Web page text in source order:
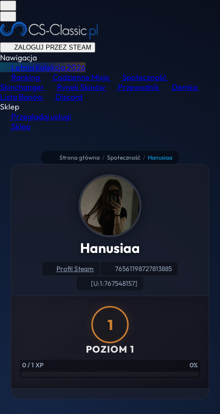
ZALOGUJ PRZEZ STEAM
Nawigacja
Letnia Kolekcja2026
Ranking
Codzienne Misje
Społeczność
Skinchanger
Rynek Skinów Przewodnik
Demka
Lista Banów
Discord
Sklep
Przeglądaj usługi
Sklep
Strona główna / Społeczność / Hanusiaa
Hanusiaa
Profil Steam
76561198727813885
[U:1:767548157]
1
POZIOM 1
0 / 1 XP 0%